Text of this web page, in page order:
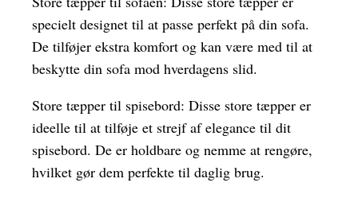
specielt designet til at passe perfekt på din sofa.
De tilføjer ekstra komfort og kan være med til at
beskytte din sofa mod hverdagens slid.
Store tæpper til spisebord: Disse store tæpper er
ideelle til at tilføje et strejf af elegance til dit
spisebord. De er holdbare og nemme at rengøre,
hvilket gør dem perfekte til daglig brug.